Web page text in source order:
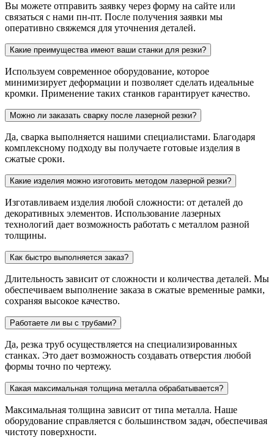
Вы можете отправить заявку через форму на сайте или
связаться с нами пн-пт. После получения заявки мы
оперативно свяжемся для уточнения деталей.
Какие преимущества имеют ваши станки для резки?
Используем современное оборудование, которое
минимизирует деформации и позволяет сделать идеальные
кромки. Применение таких станков гарантирует качество.
Можно ли заказать сварку после лазерной резки?
Да, сварка выполняется нашими специалистами. Благодаря
комплексному подходу вы получаете готовые изделия в
сжатые сроки.
Какие изделия можно изготовить методом лазерной резки?
Изготавливаем изделия любой сложности: от деталей до
декоративных элементов. Использование лазерных
технологий дает возможность работать с металлом разной
толщины.
Как быстро выполняется заказ?
Длительность зависит от сложности и количества деталей. Мы
обеспечиваем выполнение заказа в сжатые временные рамки,
сохраняя высокое качество.
Работаете ли вы с трубами?
Да, резка труб осуществляется на специализированных
станках. Это дает возможность создавать отверстия любой
формы точно по чертежу.
Какая максимальная толщина металла обрабатывается?
Максимальная толщина зависит от типа металла. Наше
оборудование справляется с большинством задач, обеспечивая
чистоту поверхности.